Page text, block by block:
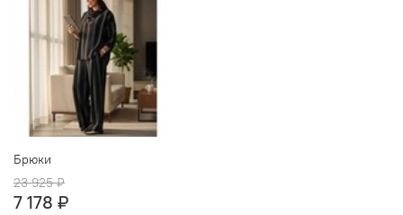
Брюки
23 925 ₽
7 178 ₽